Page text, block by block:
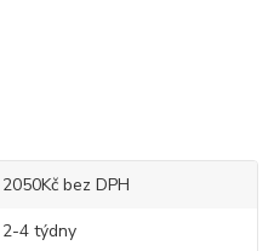
2050Kč bez DPH
2-4 týdny